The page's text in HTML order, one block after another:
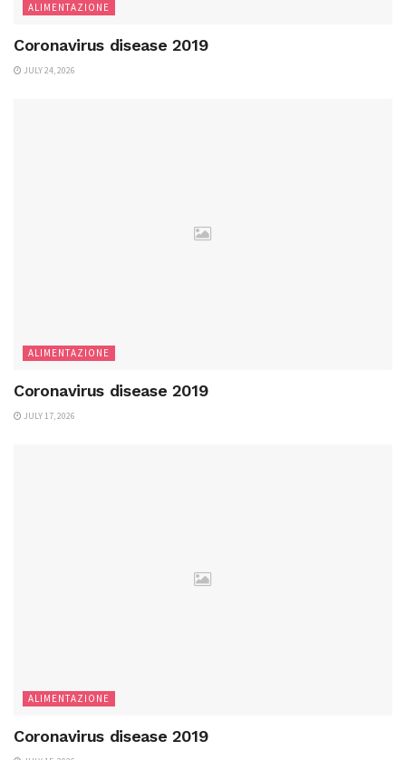
ALIMENTAZIONE
Coronavirus disease 2019
JULY 24, 2026
ALIMENTAZIONE
Coronavirus disease 2019
JULY 17, 2026
ALIMENTAZIONE
Coronavirus disease 2019